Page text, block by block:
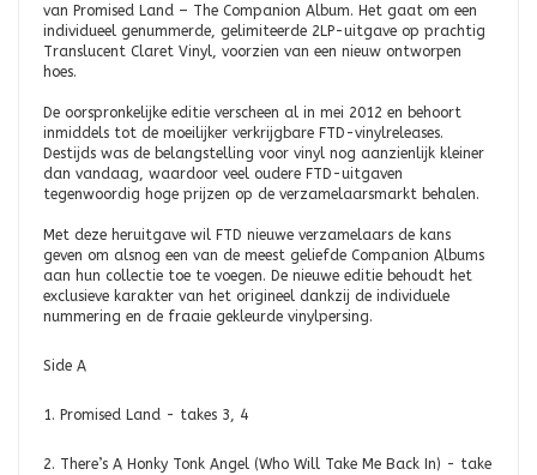
van Promised Land – The Companion Album. Het gaat om een
individueel genummerde, gelimiteerde 2LP-uitgave op prachtig
Translucent Claret Vinyl, voorzien van een nieuw ontworpen
hoes.
De oorspronkelijke editie verscheen al in mei 2012 en behoort
inmiddels tot de moeilijker verkrijgbare FTD-vinylreleases.
Destijds was de belangstelling voor vinyl nog aanzienlijk kleiner
dan vandaag, waardoor veel oudere FTD-uitgaven
tegenwoordig hoge prijzen op de verzamelaarsmarkt behalen.
Met deze heruitgave wil FTD nieuwe verzamelaars de kans
geven om alsnog een van de meest geliefde Companion Albums
aan hun collectie toe te voegen. De nieuwe editie behoudt het
exclusieve karakter van het origineel dankzij de individuele
nummering en de fraaie gekleurde vinylpersing.
Side A
1. Promised Land - takes 3, 4
2. There’s A Honky Tonk Angel (Who Will Take Me Back In) - take